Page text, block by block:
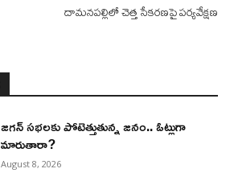
దామనపల్లిలో చెత్త సేకరణపై పర్యవేక్షణ
జగన్ సభలకు పోటెత్తుతున్న జనం.. ఓట్లుగా
మారుతారా?
August 8, 2026